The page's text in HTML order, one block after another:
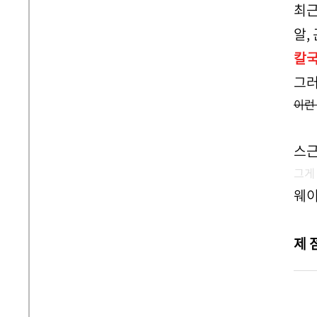
최
알,
칼
그
이
스
그
웨
제